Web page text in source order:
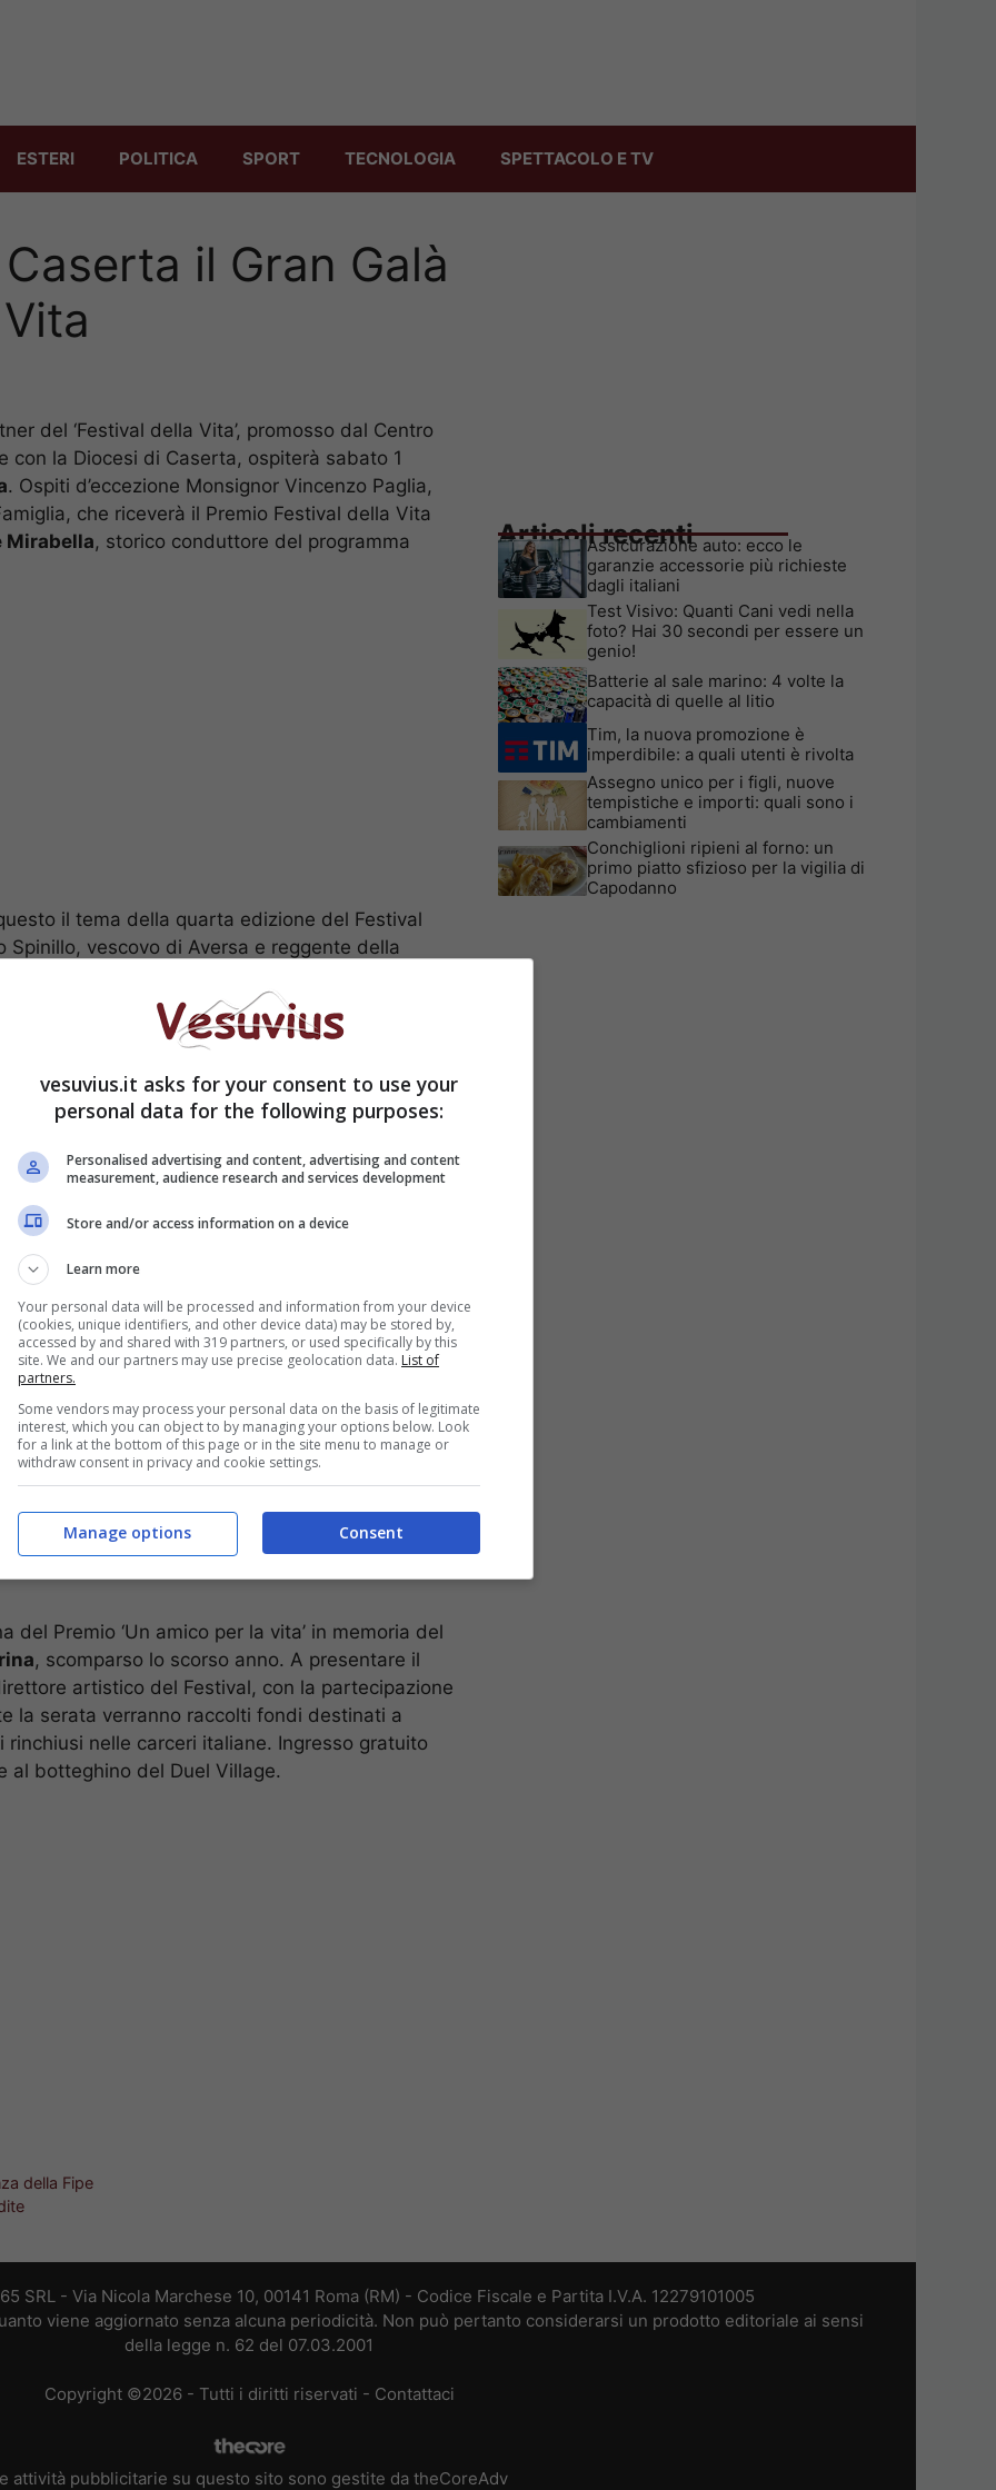
ESTERI POLITICA SPORT TECNOLOGIA SPETTACOLO E TV
il Gran Galà
del ‘Festival della Vita’, promosso dal Centro
con la Diocesi di Caserta, ospiterà sabato 1
. Ospiti d’eccezione Monsignor Vincenzo Paglia,
che riceverà il Premio Festival della Vita
Mirabella, storico conduttore del programma
il tema della quarta edizione del Festival
vescovo di Aversa e reggente della
Mazzarella, rispettivamente presidente e
vita borbonica’, le performance artistiche
della scuola di danza Asd Us Acli Odette
Project’ della musicista e musicoterapeuta Sally
di Principe dirette da Patrizia Morales e degli
palco del Duel Village anche due promesse
premio ‘Canto alla vita’, e Paolo Guerra,
di San Vito’ che si svolge ogni anno a
Premio ‘Un amico per la vita’ in memoria del
, scomparso lo scorso anno. A presentare il
artistico del Festival, con la partecipazione
la serata verranno raccolti fondi destinati a
nelle carceri italiane. Ingresso gratuito
al botteghino del Duel Village.
della Fipe
Articoli recenti
Assicurazione auto: ecco le
garanzie accessorie più richieste
dagli italiani
Test Visivo: Quanti Cani vedi nella
foto? Hai 30 secondi per essere un
genio!
Batterie al sale marino: 4 volte la
capacità di quelle al litio
Tim, la nuova promozione è
imperdibile: a quali utenti è rivolta
Assegno unico per i figli, nuove
tempistiche e importi: quali sono i
cambiamenti
Conchiglioni ripieni al forno: un
primo piatto sfizioso per la vigilia di
Capodanno
SRL - Via Nicola Marchese 10, 00141 Roma (RM) - Codice Fiscale e Partita I.V.A. 12279101005
viene aggiornato senza alcuna periodicità. Non può pertanto considerarsi un prodotto editoriale ai sensi
della legge n. 62 del 07.03.2001
Copyright ©2026 - Tutti i diritti riservati - Contattaci
attività pubblicitarie su questo sito sono gestite da theCoreAdv
vesuvius.it asks for your consent to use your
personal data for the following purposes:
Personalised advertising and content, advertising and content
measurement, audience research and services development
Store and/or access information on a device
Learn more
Your personal data will be processed and information from your device
(cookies, unique identifiers, and other device data) may be stored by,
accessed by and shared with 319 partners, or used specifically by this
site. We and our partners may use precise geolocation data. List of
partners.
Some vendors may process your personal data on the basis of legitimate
interest, which you can object to by managing your options below. Look
for a link at the bottom of this page or in the site menu to manage or
withdraw consent in privacy and cookie settings.
Consent
Manage options